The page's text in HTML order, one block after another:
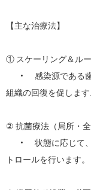
【主な治療法】
① スケーリング＆ルー
組織の回復を促します
② 抗菌療法（局所・全
トロールを行います。